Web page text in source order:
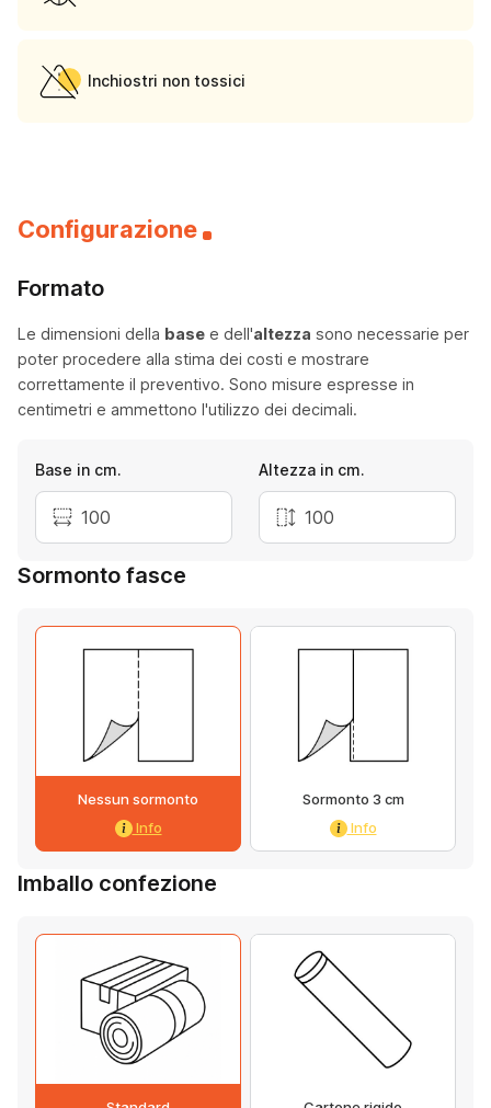
Inchiostri non tossici
Configurazione
Formato
Le dimensioni della base e dell'altezza sono necessarie per
poter procedere alla stima dei costi e mostrare
correttamente il preventivo. Sono misure espresse in
centimetri e ammettono l'utilizzo dei decimali.
Base in cm. Altezza in cm.
Sormonto fasce
Nessun sormonto
Info
Sormonto 3 cm
Info
Imballo confezione